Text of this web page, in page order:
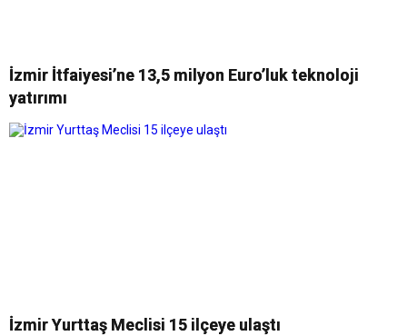
İzmir İtfaiyesi’ne 13,5 milyon Euro’luk teknoloji
yatırımı
İzmir Yurttaş Meclisi 15 ilçeye ulaştı